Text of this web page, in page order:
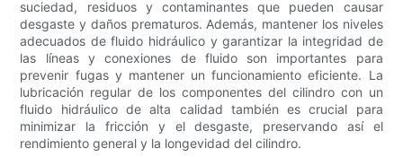
suciedad, residuos y contaminantes que pueden causar
desgaste y daños prematuros. Además, mantener los niveles
adecuados de fluido hidráulico y garantizar la integridad de
las líneas y conexiones de fluido son importantes para
prevenir fugas y mantener un funcionamiento eficiente. La
lubricación regular de los componentes del cilindro con un
fluido hidráulico de alta calidad también es crucial para
minimizar la fricción y el desgaste, preservando así el
rendimiento general y la longevidad del cilindro.